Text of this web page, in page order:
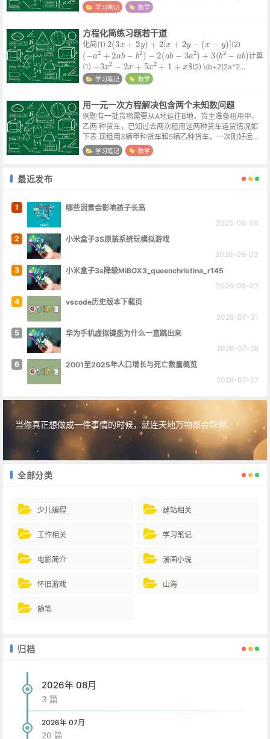
答案：\( 5a^2-3ab+2b^2...
学习笔记 数学
方程化简练习题若干道
化简(1) 2(3x+2y)+ 2 [x+ y − y (2)
(− a2+2ab− b 2)− 2 (ab− 3 a2 + 3(b2−ab)
计算
(1) − 3x 2−2x +5 x2 +1+x $ (2) \(b+2(2a^2...
学习笔记 数学
用一元一次方程解决包含两个未知数问题
例题有一批货物需要从A地运往B地，货主准备租用甲、
乙两·种货车，已知过去两次租用这两种货车运货情况如
下表.现租用3辆甲种货车和5辆乙种货车，一次刚好运完
这批货物，如果按每吨付50元计算，问货主应付运费多
少元？ 次数 ...
学习笔记 数学
最近发布
1
哪些因素会影响孩子长高
2026-08-05
2
小米盒子3S原装系统玩模拟游戏
2026-08-03
3
小米盒子3s降级MiBOX3_queenchristina_r145
2026-08-02
4
vscode历史版本下载页
2026-07-31
5
华为手机虚拟键盘为什么一直跳出来
2026-07-28
6
2001至2025年人口增长与死亡数量概览
2026-07-27
当你真正想做成一件事情的时候，就连天地万物都会帮你。
全部分类
少儿编程 建站相关
工作相关 学习笔记
电影简介 漫画小说
怀旧游戏 山海
随笔
归档
2026年 08月
3 篇
2026年 07月
20 篇